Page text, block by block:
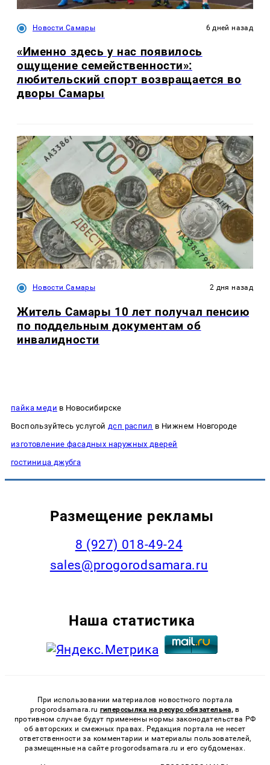
Новости Самары 6 дней назад
«Именно здесь у нас появилось
ощущение семейственности»:
любительский спорт возвращается во
дворы Самары
Новости Самары 2 дня назад
Житель Самары 10 лет получал пенсию
по поддельным документам об
инвалидности
пайка меди в Новосибирске
Воспользуйтесь услугой дсп распил в Нижнем Новгороде
изготовление фасадных наружных дверей
гостиница джубга
Размещение рекламы
8 (927) 018-49-24
sales@progorodsamara.ru
Наша статистика
При использовании материалов новостного портала
progorodsamara.ru гиперссылка на ресурс обязательна, в
противном случае будут применены нормы законодательства РФ
об авторских и смежных правах. Редакция портала не несет
ответственности за комментарии и материалы пользователей,
размещенные на сайте progorodsamara.ru и его субдоменах.